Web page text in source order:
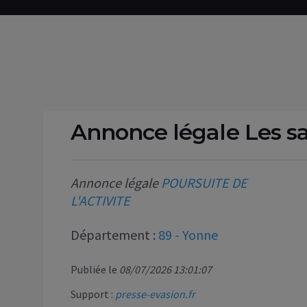
Annonce légale Les
Annonce légale POURSUITE DE
L'ACTIVITE
Département : 89 - Yonne
Publiée le 08/07/2026 13:01:07
Support : presse-evasion.fr